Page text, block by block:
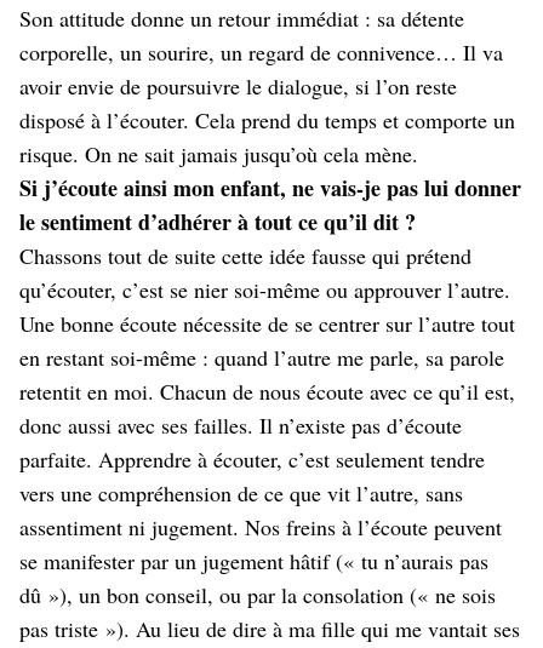
Son attitude donne un retour immédiat : sa détente
corporelle, un sourire, un regard de connivence… Il va
avoir envie de poursuivre le dialogue, si l’on reste
disposé à l’écouter. Cela prend du temps et comporte un
risque. On ne sait jamais jusqu’où cela mène.
Si j’écoute ainsi mon enfant, ne vais-je pas lui donner
le sentiment d’adhérer à tout ce qu’il dit ?
Chassons tout de suite cette idée fausse qui prétend
qu’écouter, c’est se nier soi-même ou approuver l’autre.
Une bonne écoute nécessite de se centrer sur l’autre tout
en restant soi-même : quand l’autre me parle, sa parole
retentit en moi. Chacun de nous écoute avec ce qu’il est,
donc aussi avec ses failles. Il n’existe pas d’écoute
parfaite. Apprendre à écouter, c’est seulement tendre
vers une compréhension de ce que vit l’autre, sans
assentiment ni jugement. Nos freins à l’écoute peuvent
se manifester par un jugement hâtif (« tu n’aurais pas
dû »), un bon conseil, ou par la consolation (« ne sois
pas triste »). Au lieu de dire à ma fille qui me vantait ses